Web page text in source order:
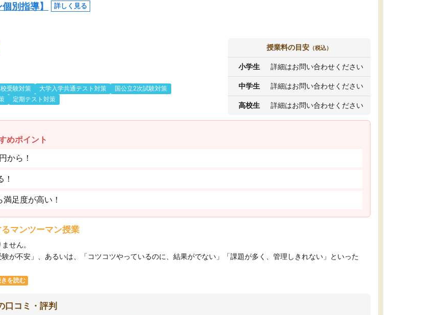
別指導】 詳しく見る
受験対策 大学入学共通テスト対策
国公立2次試験対策
定期テスト対策
授業料の目安 （税込）
小学生 詳細はお問い合わせください
中学生 詳細はお問い合わせください
高校生 詳細はお問い合わせください
めポイント
から！
足度が高い！
マンツーマン授業
せん。
が不安」、あるいは、「コツコツやっているのに、結果がでない」「課題が多く、管理しきれない」といった
を読む
口コミ・評判